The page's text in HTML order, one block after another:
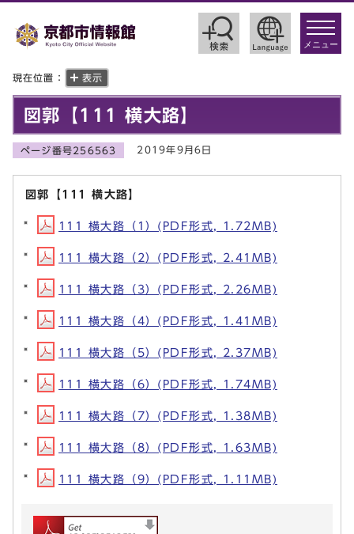
toggle
メニュー
現在位置： 表示
図郭【111 横大路】
ページ番号256563 2019年9月6日
図郭【111 横大路】
111 横大路（1）(PDF形式, 1.72MB)
111 横大路（2）(PDF形式, 2.41MB)
111 横大路（3）(PDF形式, 2.26MB)
111 横大路（4）(PDF形式, 1.41MB)
111 横大路（5）(PDF形式, 2.37MB)
111 横大路（6）(PDF形式, 1.74MB)
111 横大路（7）(PDF形式, 1.38MB)
111 横大路（8）(PDF形式, 1.63MB)
111 横大路（9）(PDF形式, 1.11MB)